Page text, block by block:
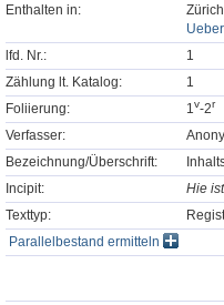
Enthalten in:
lfd. Nr.:
1
Zählung lt. Katalog:
1
Foliierung:
1v-2r
Verfasser:
Bezeichnung/Überschrift:
Incipit:
Hie
Texttyp:
Parallelbestand ermitteln